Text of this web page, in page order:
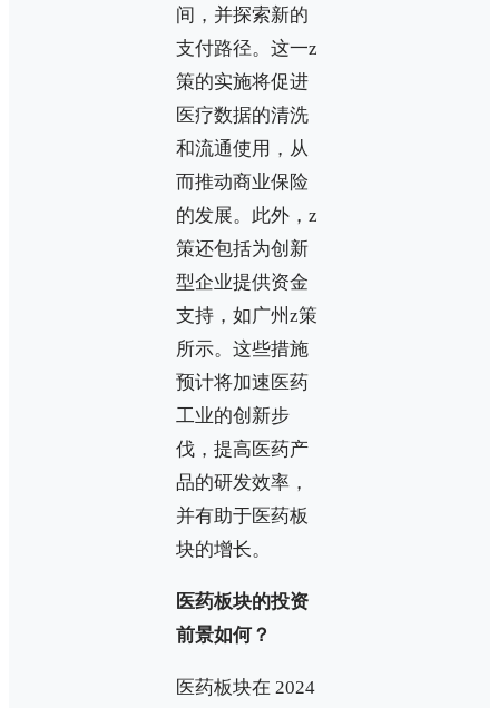
间，并探索新的
支付路径。这一z
策的实施将促进
医疗数据的清洗
和流通使用，从
而推动商业保险
的发展。此外，z
策还包括为创新
型企业提供资金
支持，如广州z策
所示。这些措施
预计将加速医药
工业的创新步
伐，提高医药产
品的研发效率，
并有助于医药板
块的增长。
医药板块的投资
前景如何？
医药板块在 2024